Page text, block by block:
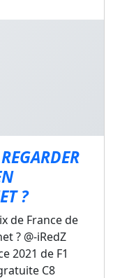
?
de France de
? @-iRedZ
2021 de F1
C8